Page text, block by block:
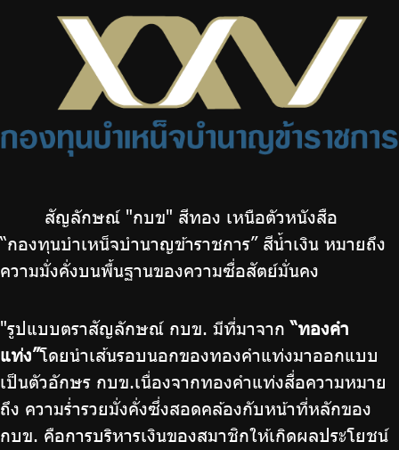
สัญลักษณ์ "กบข" สีทอง เหนือตัวหนังสือ
“กองทุนบำเหน็จบำนาญข้าราชการ” สีน้ำเงิน หมายถึง
ความมั่งคั่งบนพื้นฐานของความซื่อสัตย์มั่นคง
"รูปแบบตราสัญลักษณ์ กบข. มีที่มาจาก“ทองคำ
แท่ง”โดยนำเส้นรอบนอกของทองคำแท่งมาออกแบบ
เป็นตัวอักษร กบข.เนื่องจากทองคำแท่งสื่อความหมาย
ถึง ความร่ำรวยมั่งคั่งซึ่งสอดคล้องกับหน้าที่หลักของ
กบข. คือการบริหารเงินของสมาชิกให้เกิดผลประโยชน์